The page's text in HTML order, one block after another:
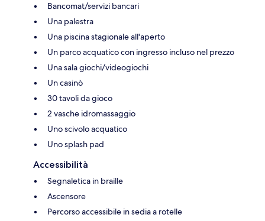
Bancomat/servizi bancari
Una palestra
Una piscina stagionale all'aperto
Un parco acquatico con ingresso incluso nel prezzo
Una sala giochi/videogiochi
Un casinò
30 tavoli da gioco
2 vasche idromassaggio
Uno scivolo acquatico
Uno splash pad
Accessibilità
Segnaletica in braille
Ascensore
Percorso accessibile in sedia a rotelle